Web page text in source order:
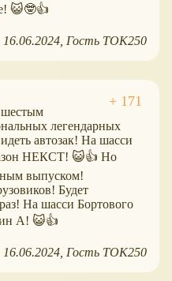
😺🤓👍
16.06.2024 Гость ТОК250
шестым
легендарных
автозак! На шасси
НЕКСТ! 😺👍 Но
выпуском!
Будет
На шасси Бортового
А! 😺👍
16.06.2024 Гость ТОК250